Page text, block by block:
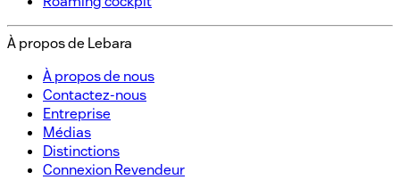
À propos de Lebara​
À propos de nous​
Contactez-nous​
Entreprise
Médias
Distinctions​
Connexion Revendeur​